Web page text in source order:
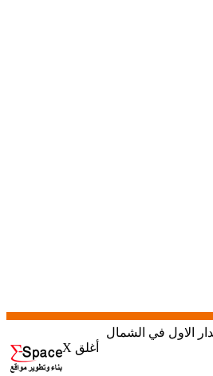
X أغلق